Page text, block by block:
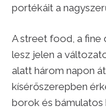
portékáit a
A street food, a fine
lesz jelen a
alatt három napon
kísérőszerepben
borok és